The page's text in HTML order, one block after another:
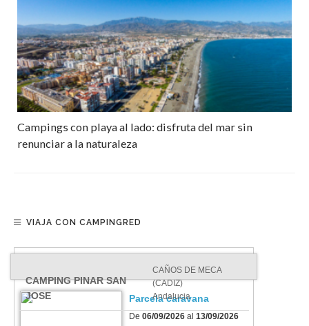
Campings con playa al lado: disfruta del mar sin
renunciar a la naturaleza
VIAJA CON CAMPINGRED
CAMPING PINAR SAN
JOSE
CAÑOS DE MECA
(CADIZ)
Andalucia
Parcela caravana
De 06/09/2026 al 13/09/2026